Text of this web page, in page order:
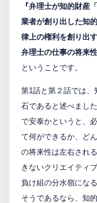
『弁理士が知的財産
業者が創り出した知
律上の権利を創り出
弁理士の仕事の将来
ということです。
第1話と第２話では
石であると述べまし
で安泰かというと、
て何ができるか、ど
の将来性は左右され
きないクリエイティ
負け組の分水嶺にな
そうであるなら、知